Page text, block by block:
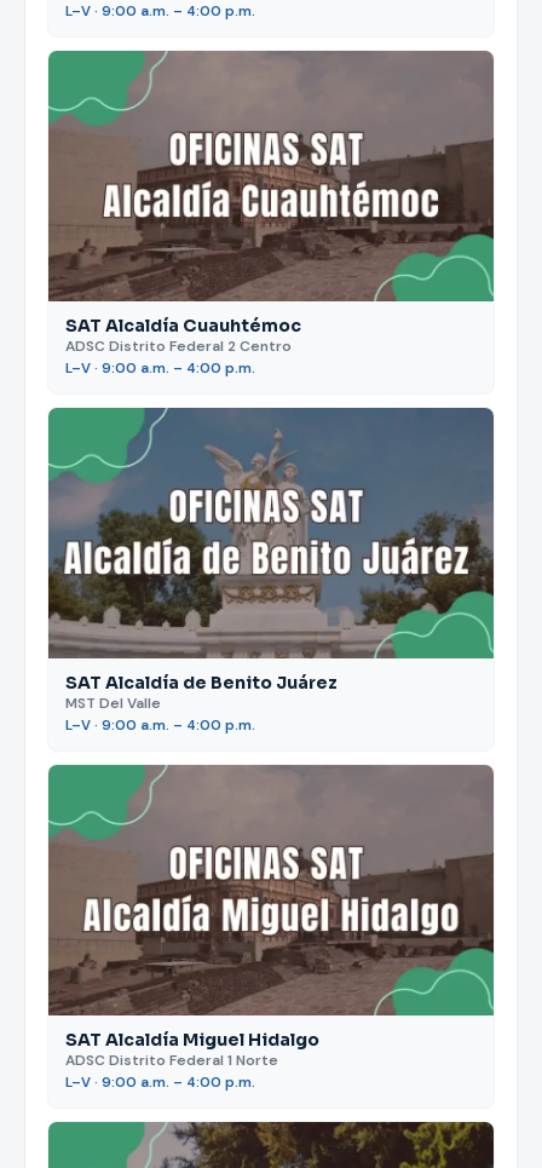
L–V · 9:00 a.m. – 4:00 p.m.
SAT Alcaldía Cuauhtémoc
ADSC Distrito Federal 2 Centro
L–V · 9:00 a.m. – 4:00 p.m.
SAT Alcaldía de Benito Juárez
MST Del Valle
L–V · 9:00 a.m. – 4:00 p.m.
SAT Alcaldía Miguel Hidalgo
ADSC Distrito Federal 1 Norte
L–V · 9:00 a.m. – 4:00 p.m.